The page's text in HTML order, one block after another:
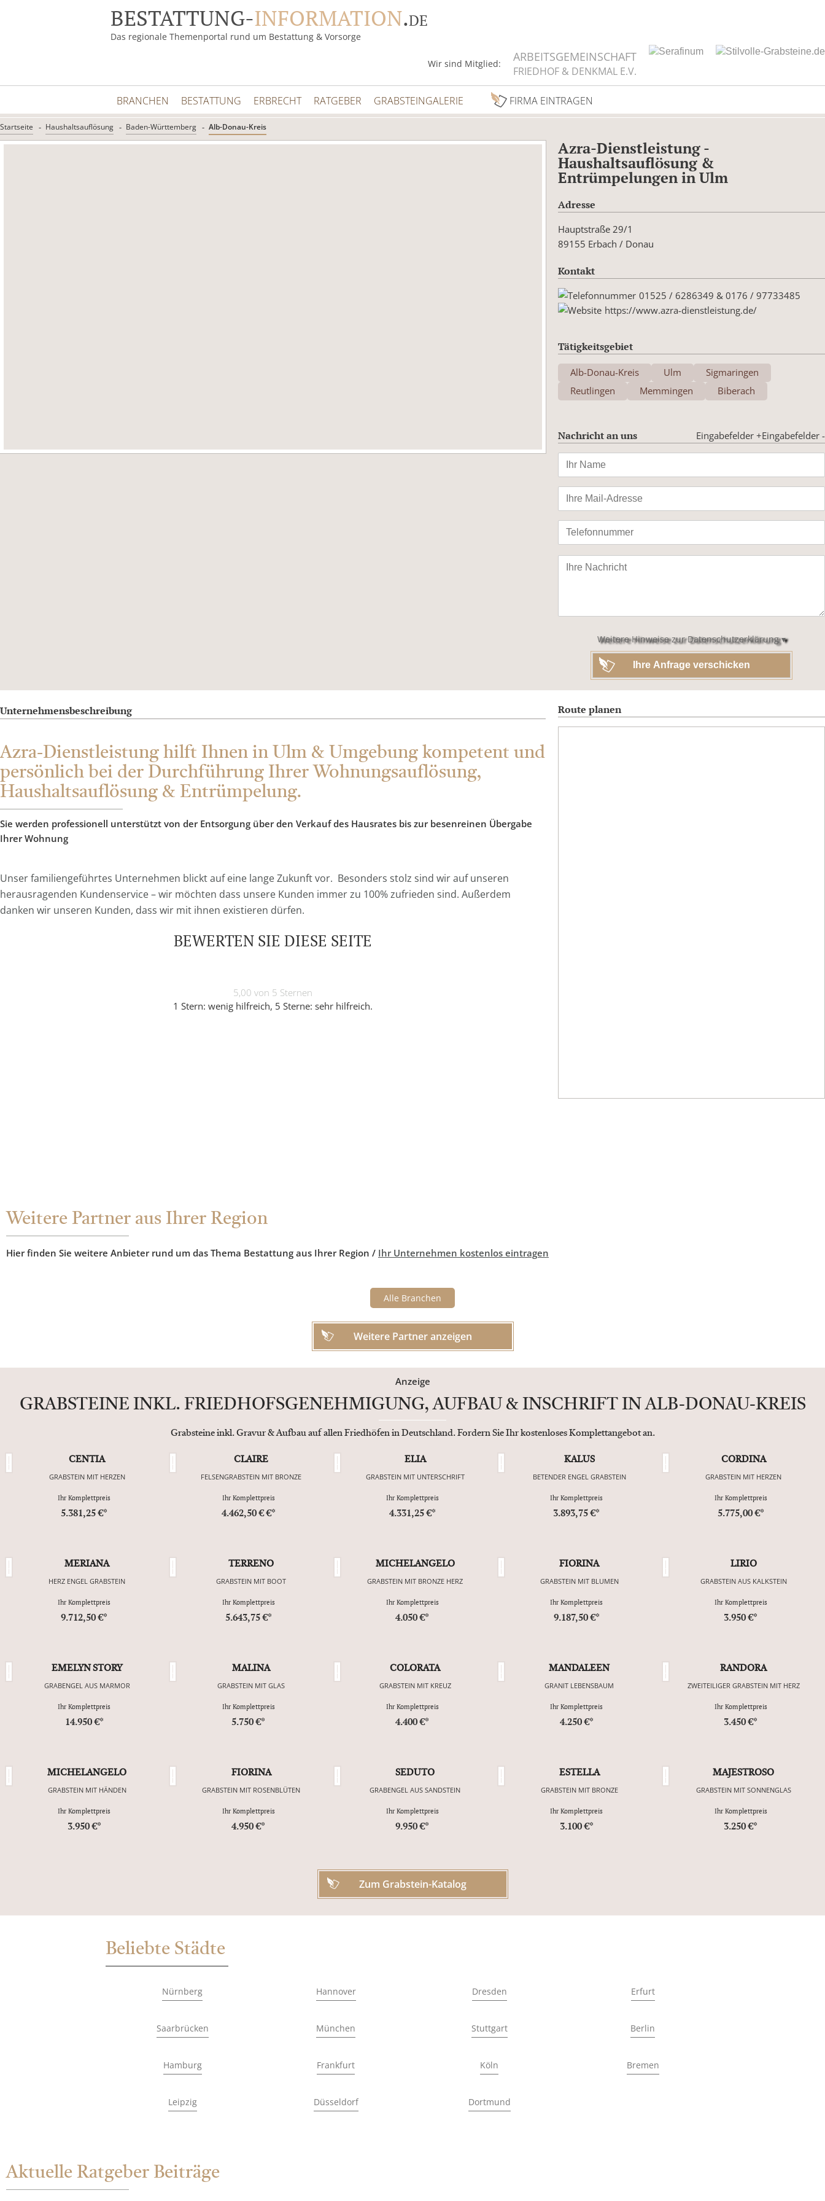
BESTATTUNG-INFORMATION.DE
Das regionale Themenportal rund um Bestattung & Vorsorge
Wir sind Mitglied: ARBEITSGEMEINSCHAFT
FRIEDHOF & DENKMAL E.V.
BRANCHEN BESTATTUNG ERBRECHT RATGEBER GRABSTEINGALERIE FIRMA EINTRAGEN
Startseite Haushaltsauflösung Baden-Württemberg Alb-Donau-Kreis
Azra-Dienstleistung -
Haushaltsauflösung &
Entrümpelungen in Ulm
Adresse
Hauptstraße 29/1
89155 Erbach / Donau
Kontakt
01525 / 6286349 & 0176 / 97733485
https://www.azra-dienstleistung.de/
Tätigkeitsgebiet
Alb-Donau-Kreis Ulm
Sigmaringen
Reutlingen
Memmingen Biberach
Nachricht an uns Eingabefelder -
Eingabefelder +
Bitte
lasse
leer.
Weitere Hinweise zur Datenschutzerklärung ▾
Unternehmensbeschreibung
Azra-Dienstleistung hilft Ihnen in Ulm & Umgebung kompetent und
persönlich bei der Durchführung Ihrer Wohnungsauflösung,
Haushaltsauflösung & Entrümpelung.
Sie werden professionell unterstützt von der Entsorgung über den Verkauf des Hausrates bis zur besenreinen Übergabe
Ihrer Wohnung
Unser familiengeführtes Unternehmen blickt auf eine lange Zukunft vor. Besonders stolz sind wir auf unseren
herausragenden Kundenservice – wir möchten dass unsere Kunden immer zu 100% zufrieden sind. Außerdem
danken wir unseren Kunden, dass wir mit ihnen existieren dürfen.
BEWERTEN SIE DIESE SEITE
5,00 von 5 Sternen
1 Stern: wenig hilfreich, 5 Sterne: sehr hilfreich.
Route planen
Weitere Partner aus Ihrer Region
Hier finden Sie weitere Anbieter rund um das Thema Bestattung aus Ihrer Region / Ihr Unternehmen kostenlos eintragen
Alle Branchen
Weitere Partner anzeigen
Anzeige
GRABSTEINE INKL. FRIEDHOFSGENEHMIGUNG, AUFBAU & INSCHRIFT IN ALB-DONAU-KREIS
Grabsteine inkl. Gravur & Aufbau auf allen Friedhöfen in Deutschland. Fordern Sie Ihr kostenloses Komplettangebot an.
CENTIA
GRABSTEIN MIT HERZEN
Ihr Komplettpreis
5.381,25 €*
CLAIRE
FELSENGRABSTEIN MIT BRONZE
Ihr Komplettpreis
4.462,50 € €*
ELIA
GRABSTEIN MIT UNTERSCHRIFT
Ihr Komplettpreis
4.331,25 €*
KALUS
BETENDER ENGEL GRABSTEIN
Ihr Komplettpreis
3.893,75 €*
CORDINA
GRABSTEIN MIT HERZEN
Ihr Komplettpreis
5.775,00 €*
MERIANA
HERZ ENGEL GRABSTEIN
Ihr Komplettpreis
9.712,50 €*
TERRENO
GRABSTEIN MIT BOOT
Ihr Komplettpreis
5.643,75 €*
MICHELANGELO
GRABSTEIN MIT BRONZE HERZ
Ihr Komplettpreis
4.050 €*
FIORINA
GRABSTEIN MIT BLUMEN
Ihr Komplettpreis
9.187,50 €*
LIRIO
GRABSTEIN AUS KALKSTEIN
Ihr Komplettpreis
3.950 €*
EMELYN STORY
GRABENGEL AUS MARMOR
Ihr Komplettpreis
14.950 €*
MALINA
GRABSTEIN MIT GLAS
Ihr Komplettpreis
5.750 €*
COLORATA
GRABSTEIN MIT KREUZ
Ihr Komplettpreis
4.400 €*
MANDALEEN
GRANIT LEBENSBAUM
Ihr Komplettpreis
4.250 €*
RANDORA
ZWEITEILIGER GRABSTEIN MIT HERZ
Ihr Komplettpreis
3.450 €*
MICHELANGELO
GRABSTEIN MIT HÄNDEN
Ihr Komplettpreis
3.950 €*
FIORINA
GRABSTEIN MIT ROSENBLÜTEN
Ihr Komplettpreis
4.950 €*
SEDUTO
GRABENGEL AUS SANDSTEIN
Ihr Komplettpreis
9.950 €*
ESTELLA
GRABSTEIN MIT BRONZE
Ihr Komplettpreis
3.100 €*
MAJESTROSO
GRABSTEIN MIT SONNENGLAS
Ihr Komplettpreis
3.250 €*
Zum Grabstein-Katalog
Beliebte Städte
Nürnberg Hannover Dresden Erfurt
Saarbrücken München Stuttgart Berlin
Hamburg Frankfurt Köln Bremen
Leipzig Düsseldorf Dortmund
Aktuelle Ratgeber Beiträge